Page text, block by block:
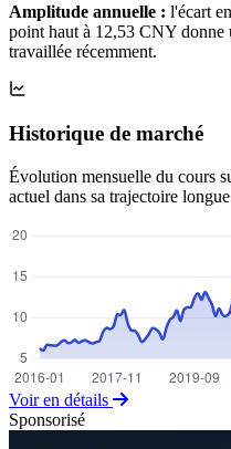
Amplitude annuelle : l'écart
point haut à 12,53 CNY donne
travaillée récemment.
Historique de marché
Évolution mensuelle du cours
actuel dans sa trajectoire
Voir en détails
Sponsorisé